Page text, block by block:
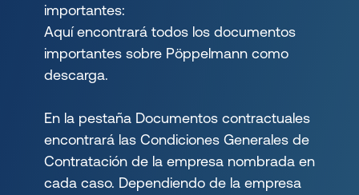
importantes:
Aquí encontrará todos los documentos
importantes sobre Pöppelmann como
descarga.
En la pestaña Documentos contractuales
encontrará las Condiciones Generales de
Contratación de la empresa nombrada en
cada caso. Dependiendo de la empresa